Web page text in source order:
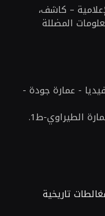
– كاشف،
المضللة
- عمارة جودة -
الطيراوي-ط1.
تاريخية